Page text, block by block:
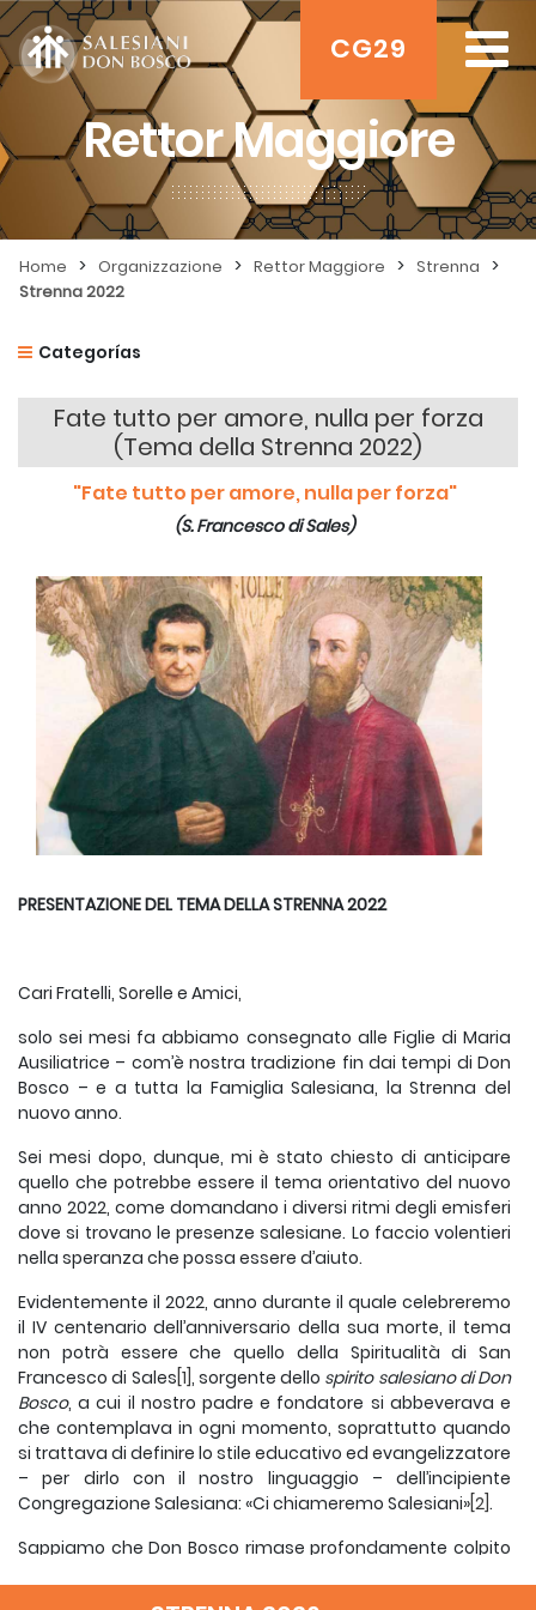
CG29
Rettor Maggiore
Home > Organizzazione > Rettor Maggiore > Strenna >
Strenna 2022
Categorías
Fate tutto per amore, nulla per forza
(Tema della Strenna 2022)
"Fate tutto per amore, nulla per forza"
(S. Francesco di Sales)
PRESENTAZIONE DEL TEMA DELLA STRENNA 2022
Cari Fratelli, Sorelle e Amici,
solo sei mesi fa abbiamo consegnato alle Figlie di Maria
Ausiliatrice – com’è nostra tradizione fin dai tempi di Don
Bosco – e a tutta la Famiglia Salesiana, la Strenna del
nuovo anno.
Sei mesi dopo, dunque, mi è stato chiesto di anticipare
quello che potrebbe essere il tema orientativo del nuovo
anno 2022, come domandano i diversi ritmi degli emisferi
dove si trovano le presenze salesiane. Lo faccio volentieri
nella speranza che possa essere d’aiuto.
Evidentemente il 2022, anno durante il quale celebreremo
il IV centenario dell’anniversario della sua morte, il tema
non potrà essere che quello della Spiritualità di San
Francesco di Sales [1] , sorgente dello spirito salesiano di Don
Bosco, a cui il nostro padre e fondatore si abbeverava e
che contemplava in ogni momento, soprattutto quando
si trattava di definire lo stile educativo ed evangelizzatore
– per dirlo con il nostro linguaggio – dell’incipiente
Congregazione Salesiana: «Ci chiameremo Salesiani» [2] .
Sappiamo che Don Bosco rimase profondamente colpito